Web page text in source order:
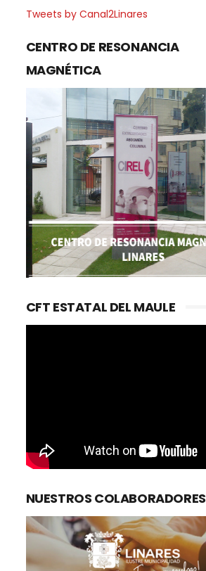
Tweets by Canal2Linares
CENTRO DE RESONANCIA
MAGNÉTICA
CFT ESTATAL DEL MAULE
NUESTROS COLABORADORES